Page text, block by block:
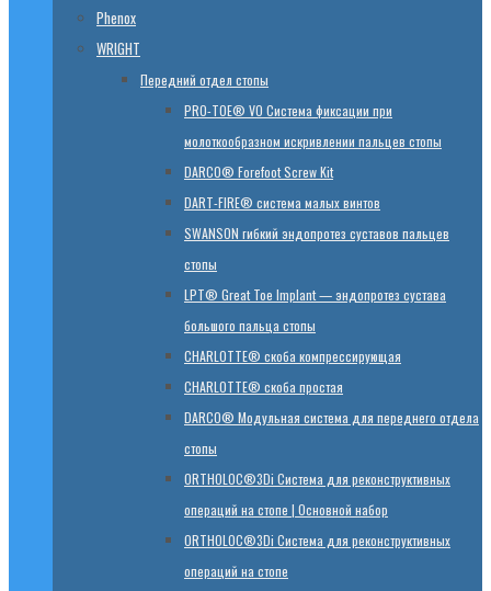
Phenox
WRIGHT
Передний отдел стопы
PRO-TOE® VO Система фиксации при
молоткообразном искривлении пальцев стопы
DARCO® Forefoot Screw Kit
DART-FIRE® система малых винтов
SWANSON гибкий эндопротез суставов пальцев
стопы
LPT® Great Toe Implant — эндопротез сустава
большого пальца стопы
CHARLOTTE® скоба компрессирующая
CHARLOTTE® скоба простая
DARCO® Модульная система для переднего отдела
стопы
ORTHOLOC®3Di Система для реконструктивных
операций на стопе | Основной набор
ORTHOLOC®3Di Система для реконструктивных
операций на стопе